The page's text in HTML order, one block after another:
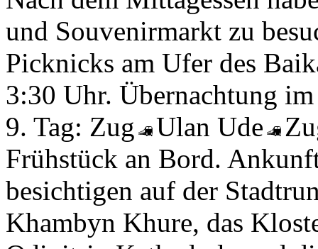
und Souvenirmarkt zu
Picknicks am Ufer des
3:30 Uhr. Übernachtung
9. Tag: Zug Ulan Ude
Frühstück an Bord.
besichtigen auf der
Khambyn Khure, das